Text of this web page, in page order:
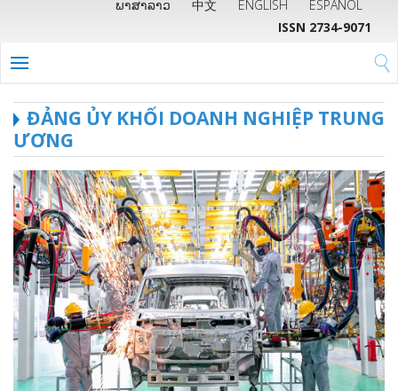
ພາສາລາວ 中文 ENGLISH
ESPAÑOL
ISSN 2734-9071
ĐẢNG ỦY KHỐI DOANH NGHIỆP TRUNG
ƯƠNG